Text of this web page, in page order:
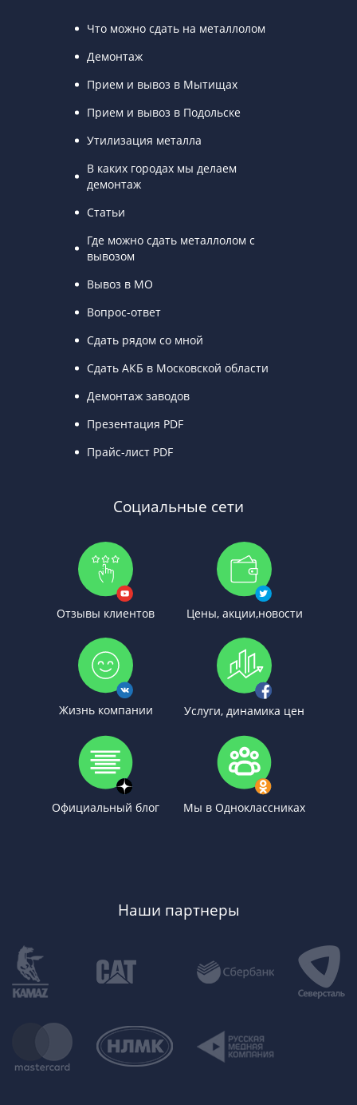
Что можно сдать на металлолом
Демонтаж
Прием и вывоз в Мытищах
Прием и вывоз в Подольске
Утилизация металла
В каких городах мы делаем
демонтаж
Статьи
Где можно сдать металлолом с
вывозом
Вывоз в МО
Вопрос-ответ
Сдать рядом со мной
Сдать АКБ в Московской области
Демонтаж заводов
Презентация PDF
Прайс-лист PDF
Социальные сети
Отзывы клиентов Цены, акции,новости
Жизнь компании Услуги, динамика цен
Официальный блог Мы в Одноклассниках
Наши партнеры